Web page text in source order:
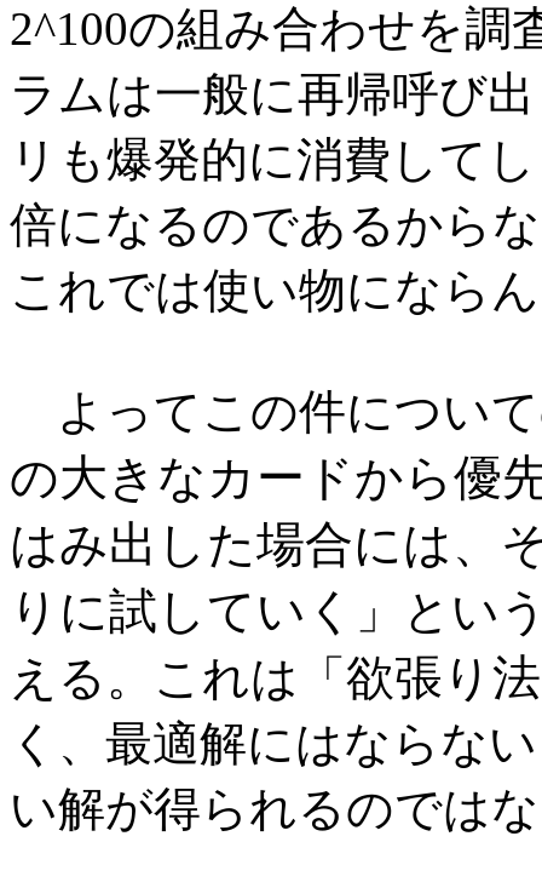
2^100の組み合わせを調
ラムは一般に再帰呼び
リも爆発的に消費して
倍になるのであるから
これでは使い物になら
よってこの件につい
の大きなカードから優
はみ出した場合には、
りに試していく
」とい
える。これは「 欲張り法
く、最適解にはならな
い解が得られるのでは